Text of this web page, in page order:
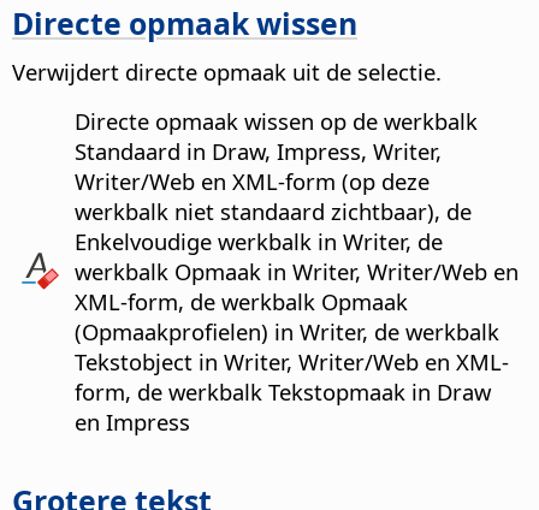
Directe opmaak wissen
Verwijdert directe opmaak uit de selectie.
Directe opmaak wissen op de werkbalk
Standaard in Draw, Impress, Writer,
Writer/Web en XML-form (op deze
werkbalk niet standaard zichtbaar), de
Enkelvoudige werkbalk in Writer, de
werkbalk Opmaak in Writer, Writer/Web en
XML-form, de werkbalk Opmaak
(Opmaakprofielen) in Writer, de werkbalk
Tekstobject in Writer, Writer/Web en XML-
form, de werkbalk Tekstopmaak in Draw
en Impress
Grotere tekst